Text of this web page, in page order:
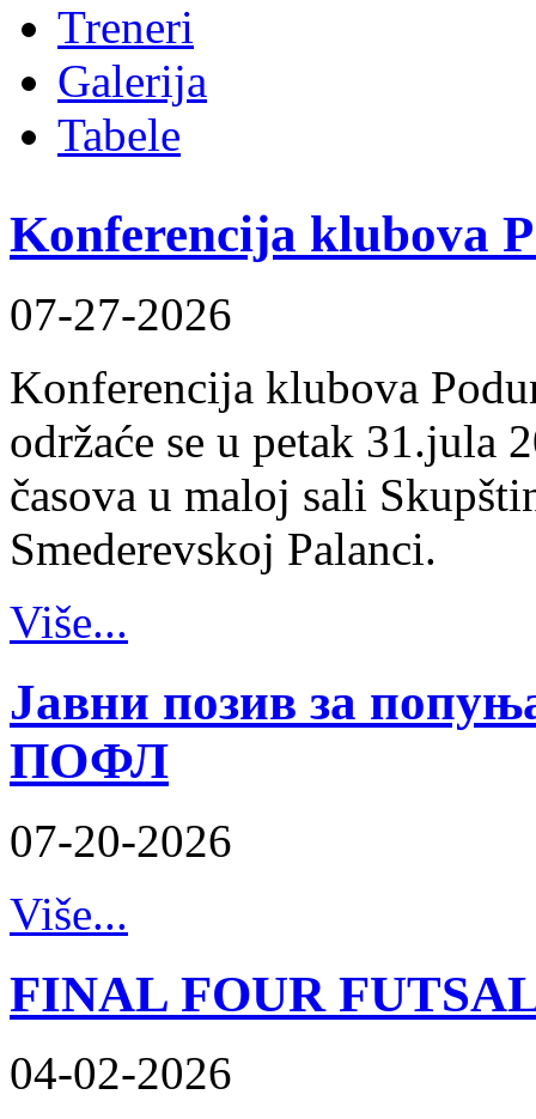
Treneri
Galerija
Tabele
Konferencija klubova
07-27-2026
Konferencija klubova
održaće se u petak 31.jula
časova u maloj sali
Smederevskoj Palanci.
Više...
Јавни позив за
ПОФЛ
07-20-2026
Više...
FINAL FOUR
04-02-2026